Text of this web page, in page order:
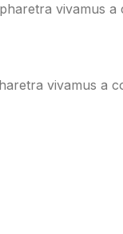
vivamus a
vivamus a